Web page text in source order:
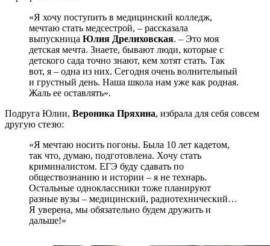
«Я хочу поступить в медицинский колледж,
мечтаю стать медсестрой, – рассказала
выпускница Юлия Дрелиховская. – Это моя
детская мечта. Знаете, бывают люди, которые с
детского сада точно знают, кем хотят стать. Так
вот, я – одна из них. Сегодня очень волнительный
и грустный день. Наша школа нам уже как родная.
Жаль ее оставлять».
Подруга Юлии, Вероника Пряхина, избрала для себя совсем
другую стезю:
«Я мечтаю носить погоны. Была 10 лет кадетом,
так что, думаю, подготовлена. Хочу стать
криминалистом. ЕГЭ буду сдавать по
обществознанию и истории – я не технарь.
Остальные одноклассники тоже планируют
разные вузы – медицинский, радиотехнический…
Я уверена, мы обязательно будем дружить и
дальше!»